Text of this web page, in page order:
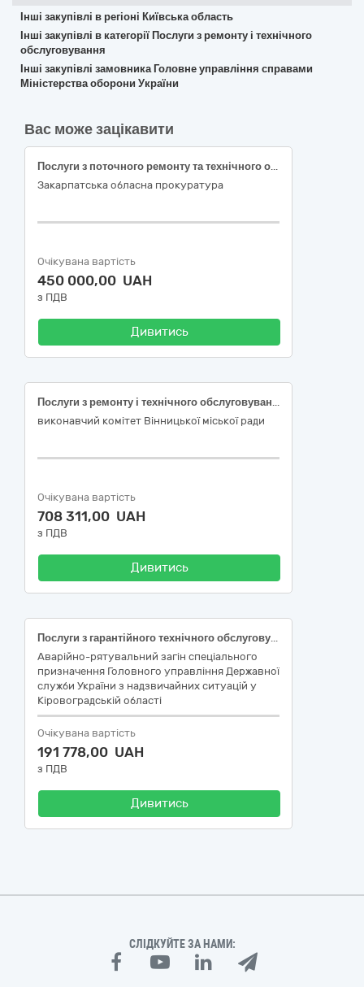
Інші закупівлі в регіоні Київська область
Інші закупівлі в категорії Послуги з ремонту і технічного
обслуговування
Інші закупівлі замовника Головне управління справами
Міністерства оборони України
Вас може зацікавити
Послуги з поточного ремонту та технічного обслуговування службових автомобілів марок TOYOTA, ІVЕCО, МERSEDES – BENZ, DAEWOO LANOS, НУUNDАI GRАNDЕR, RENAULT DUSTER, FІАТ ТІРО, VOLKSWAGEN TOUAREG, PEUGEOT LANDTREK Закарпатської обласної прокуратури (ДК 021:2015 - 50110000-9 - Послуги з ремонту і технічного обслуговування мототранспортних засобів і супутнього обладнання)
Закарпатська обласна прокуратура
Очікувана вартість
450 000,00 UAH
з ПДВ
Дивитись
Послуги з ремонту і технічного обслуговування автомобілів
виконавчий комітет Вінницької міської ради
Очікувана вартість
708 311,00 UAH
з ПДВ
Дивитись
Послуги з гарантійного технічного обслуговування транспортних засобів DEVELON
Аварійно-рятувальний загін спеціального
призначення Головного управління Державної
служби України з надзвичайних ситуацій у
Кіровоградській області
Очікувана вартість
191 778,00 UAH
з ПДВ
Дивитись
СЛІДКУЙТЕ ЗА НАМИ: